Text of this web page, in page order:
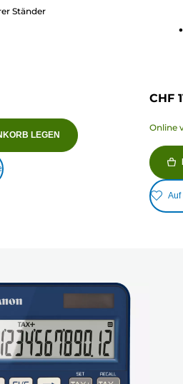
Ständer
LEGEN
CHF
Online
Auf